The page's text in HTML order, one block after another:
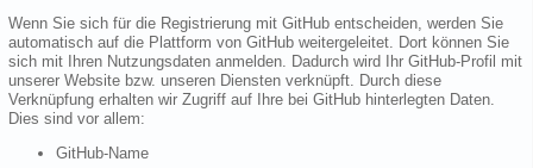
Wenn Sie sich für die Registrierung mit GitHub entscheiden, werden Sie
automatisch auf die Plattform von GitHub weitergeleitet. Dort können Sie
sich mit Ihren Nutzungsdaten anmelden. Dadurch wird Ihr GitHub-Profil mit
unserer Website bzw. unseren Diensten verknüpft. Durch diese
Verknüpfung erhalten wir Zugriff auf Ihre bei GitHub hinterlegten Daten.
Dies sind vor allem:
GitHub-Name